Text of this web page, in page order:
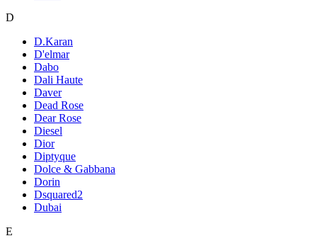
D
D.Karan
D'elmar
Dabo
Dali Haute
Daver
Dead Rose
Dear Rose
Diesel
Dior
Diptyque
Dolce & Gabbana
Dorin
Dsquared2
Dubai
E